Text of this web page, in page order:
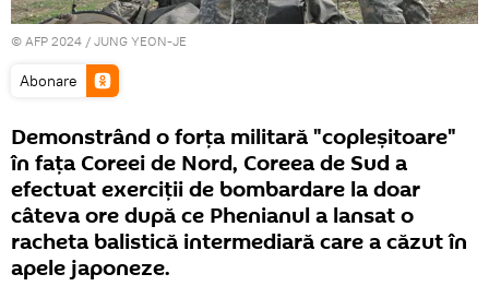
© AFP 2024 / JUNG YEON-JE
Abonare
Demonstrând o forța militară "copleșitoare"
în fața Coreei de Nord, Coreea de Sud a
efectuat exerciții de bombardare la doar
câteva ore după ce Phenianul a lansat o
racheta balistică intermediară care a căzut în
apele japoneze.